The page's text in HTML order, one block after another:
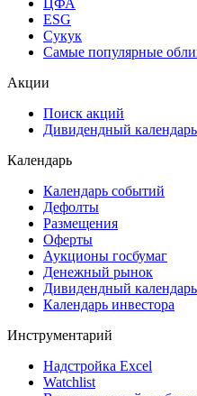
ЦФА
ESG
Сукук
Самые популярные
Акции
Поиск акций
Дивидендный календарь
Календарь
Календарь событий
Дефолты
Размещения
Оферты
Аукционы госбумаг
Денежный рынок
Дивидендный календарь
Календарь инвестора
Инструментарий
Надстройка Excel
Watchlist